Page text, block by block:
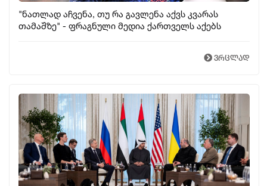
"ნათლად აჩვენა, თუ რა გავლენა აქვს კვარას
თამაშზე" - ფრაგნული მედია ქართველს აქებს
ვრცლად